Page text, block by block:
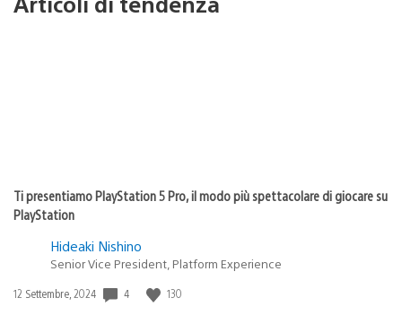
Ti presentiamo PlayStation 5 Pro, il modo più spettacolare di giocare su
PlayStation
Hideaki Nishino
Senior Vice President, Platform Experience
Data
12 Settembre, 2024 4 130